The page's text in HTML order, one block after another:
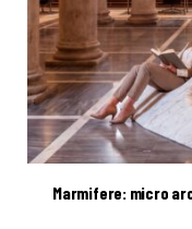
Marmifere: micro